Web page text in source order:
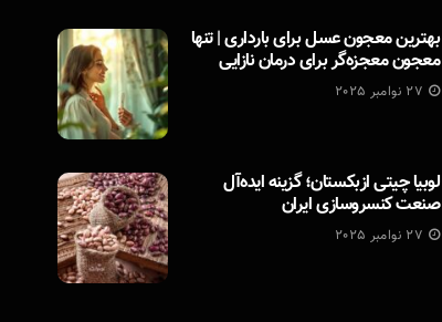
بهترین معجون عسل برای بارداری | تنها
معجون معجزه‌گر برای درمان نازایی
27 نوامبر 2025
لوبیا چیتی ازبکستان؛ گزینه ایده‌آل
صنعت کنسروسازی ایران
27 نوامبر 2025